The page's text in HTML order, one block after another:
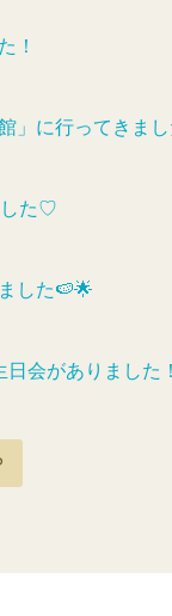
！
」に行ってきま
した♡
した🍉🌟
日会がありました